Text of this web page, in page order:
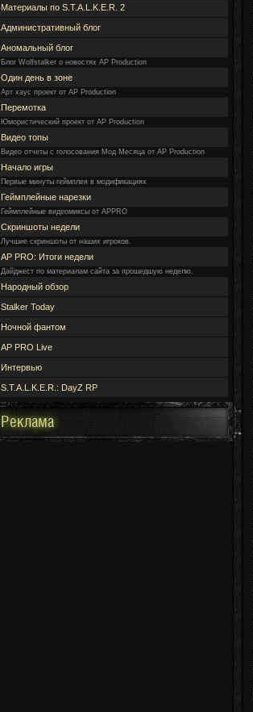
Материалы по S.T.A.L.K.E.R. 2
Административный блог
Аномальный блог
Блог Wolfstalker о новостях AP Production
Один день в зоне
Арт хаус проект от AP Production
Перемотка
Юмористический проект от AP Production
Видео топы
Видео отчеты с голосования Мод Месяца от AP Production
Начало игры
Первые минуты геймплея в модификациях
Геймплейные нарезки
Геймплейные видеомиксы от APPRO
Скриншоты недели
Лучшие скриншоты от наших игроков.
AP PRO: Итоги недели
Дайджест по материалам сайта за прошедшую неделю.
Народный обзор
Stalker Today
Ночной фантом
AP PRO Live
Интервью
S.T.A.L.K.E.R.: DayZ RP
Реклама